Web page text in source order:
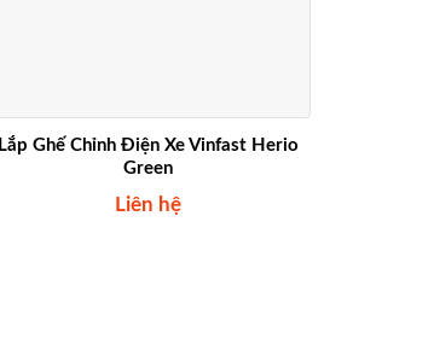
Lắp Ghế Chỉnh Điện Xe Vinfast Herio
Green
Liên hệ